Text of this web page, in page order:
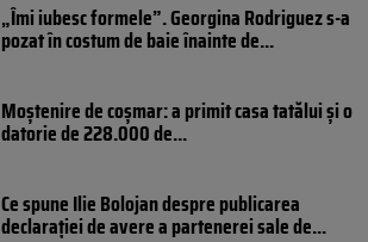
„Îmi iubesc formele”. Georgina Rodriguez s-a
pozat în costum de baie înainte de...
Moștenire de coșmar: a primit casa tatălui și o
datorie de 228.000 de...
Ce spune Ilie Bolojan despre publicarea
declarației de avere a partenerei sale de...